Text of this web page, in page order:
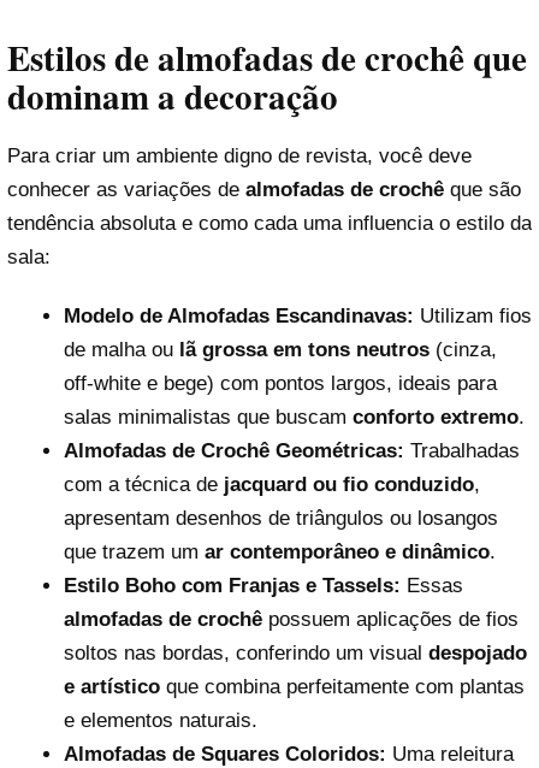
Estilos de almofadas de crochê que
dominam a decoração
Para criar um ambiente digno de revista, você deve
conhecer as variações de almofadas de crochê que são
tendência absoluta e como cada uma influencia o estilo da
sala:
Modelo de Almofadas Escandinavas: Utilizam fios
de malha ou lã grossa em tons neutros(cinza,
off-white e bege) com pontos largos, ideais para
salas minimalistas que buscam conforto extremo.
Almofadas de Crochê Geométricas: Trabalhadas
com a técnica de jacquard ou fio conduzido,
apresentam desenhos de triângulos ou losangos
que trazem um ar contemporâneo e dinâmico.
Estilo Boho com Franjas e Tassels: Essas
almofadas de crochêpossuem aplicações de fios
soltos nas bordas, conferindo um visual despojado
e artísticoque combina perfeitamente com plantas
e elementos naturais.
Almofadas de Squares Coloridos: Uma releitura